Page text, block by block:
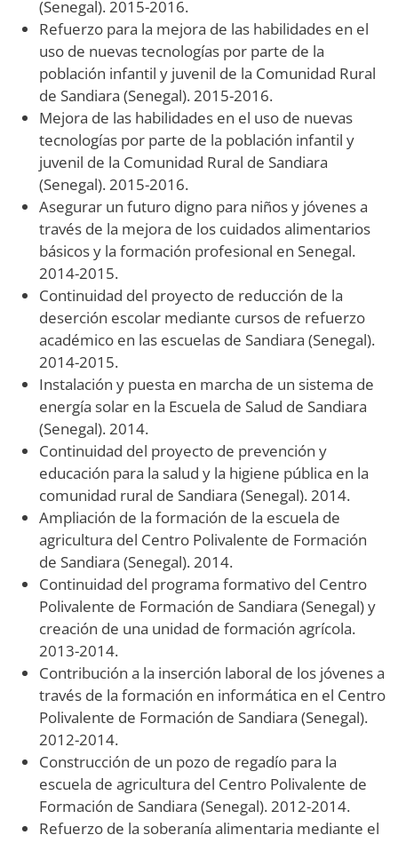
(Senegal). 2015-2016.
Refuerzo para la mejora de las habilidades en el
uso de nuevas tecnologías por parte de la
población infantil y juvenil de la Comunidad Rural
de Sandiara (Senegal). 2015-2016.
Mejora de las habilidades en el uso de nuevas
tecnologías por parte de la población infantil y
juvenil de la Comunidad Rural de Sandiara
(Senegal). 2015-2016.
Asegurar un futuro digno para niños y jóvenes a
través de la mejora de los cuidados alimentarios
básicos y la formación profesional en Senegal.
2014-2015.
Continuidad del proyecto de reducción de la
deserción escolar mediante cursos de refuerzo
académico en las escuelas de Sandiara (Senegal).
2014-2015.
Instalación y puesta en marcha de un sistema de
energía solar en la Escuela de Salud de Sandiara
(Senegal). 2014.
Continuidad del proyecto de prevención y
educación para la salud y la higiene pública en la
comunidad rural de Sandiara (Senegal). 2014.
Ampliación de la formación de la escuela de
agricultura del Centro Polivalente de Formación
de Sandiara (Senegal). 2014.
Continuidad del programa formativo del Centro
Polivalente de Formación de Sandiara (Senegal) y
creación de una unidad de formación agrícola.
2013-2014.
Contribución a la inserción laboral de los jóvenes a
través de la formación en informática en el Centro
Polivalente de Formación de Sandiara (Senegal).
2012-2014.
Construcción de un pozo de regadío para la
escuela de agricultura del Centro Polivalente de
Formación de Sandiara (Senegal). 2012-2014.
Refuerzo de la soberanía alimentaria mediante el